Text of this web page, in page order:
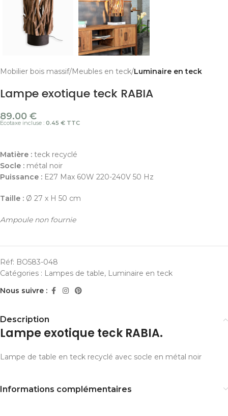
Mobilier bois massif Meubles en teck Luminaire en teck
Lampe exotique teck RABIA
89.00 €
Ecotaxe incluse : 0.45 € TTC
Matière : teck recyclé
Socle : métal noir
Puissance : E27 Max 60W 220-240V 50 Hz
Taille : Ø 27 x H 50 cm
Ampoule non fournie
Réf: BO583-048
Catégories : Lampes de table, Luminaire en teck
Nous suivre :
Description
Lampe exotique teck RABIA.
Lampe de table en teck recyclé avec socle en métal noir
Informations complémentaires